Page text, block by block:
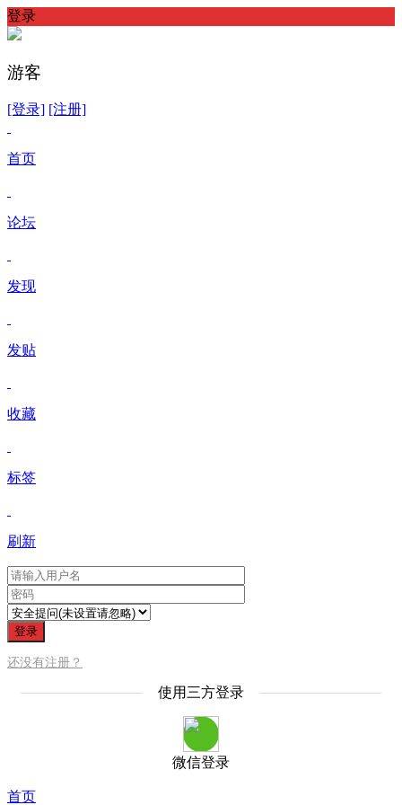
登录
游客
[登录] [注册]
首页
论坛
发现
发贴
收藏
标签
刷新
登录
还没有注册？
使用三方登录
微信登录
首页